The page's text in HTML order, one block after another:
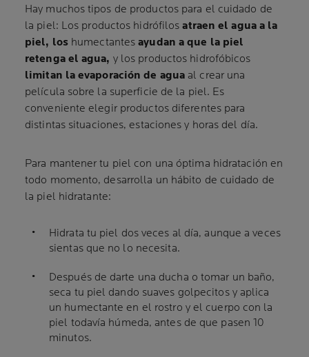
Hay muchos tipos de productos para el cuidado de
la piel: Los productos hidrófilosatraen el agua a la
piel, loshumectantesayudan a que la piel
retenga el agua, y los productos hidrofóbicos
limitan la evaporación de agua al crear una
película sobre la superficie de la piel. Es
conveniente elegir productos diferentes para
distintas situaciones, estaciones y horas del día.
Para mantener tu piel con una óptima hidratación en
todo momento, desarrolla un hábito de cuidado de
la piel hidratante:
Hidrata tu piel dos veces al día, aunque a veces
sientas que no lo necesita.
Después de darte una ducha o tomar un baño,
seca tu piel dando suaves golpecitos y aplica
un humectante en el rostro y el cuerpo con la
piel todavía húmeda, antes de que pasen 10
minutos.